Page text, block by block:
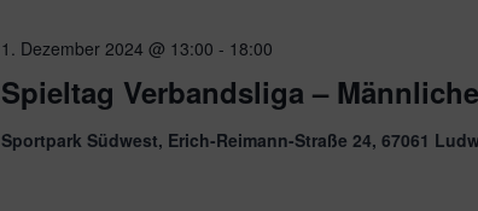
Spieltag Verbandsliga –
1. Dezember 2024 @ 13:00 - 18:00
Sportpark Südwest, Erich-Reimann-Straße 24, 67061